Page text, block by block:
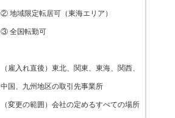
② 地域限定転居可（東海エリア）
③ 全国転勤可
（雇入れ直後）東北、関東、東海、関西、
中国、九州地区の取引先事業所
（変更の範囲）会社の定めるすべての場所